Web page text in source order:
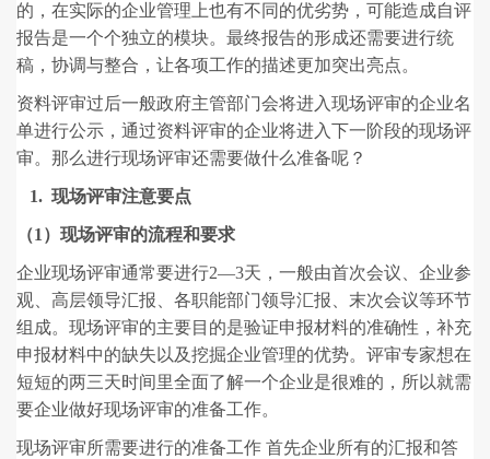
的，在实际的企业管理上也有不同的优劣势，可能造成自评
报告是一个个独立的模块。最终报告的形成还需要进行统
稿，协调与整合，让各项工作的描述更加突出亮点。
资料评审过后一般政府主管部门会将进入现场评审的企业名
单进行公示，通过资料评审的企业将进入下一阶段的现场评
审。那么进行现场评审还需要做什么准备呢？
1. 现场评审注意要点
（1）现场评审的流程和要求
企业现场评审通常要进行2—3天，一般由首次会议、企业参
观、高层领导汇报、各职能部门领导汇报、末次会议等环节
组成。现场评审的主要目的是验证申报材料的准确性，补充
申报材料中的缺失以及挖掘企业管理的优势。评审专家想在
短短的两三天时间里全面了解一个企业是很难的，所以就需
要企业做好现场评审的准备工作。
现场评审所需要进行的准备工作 首先企业所有的汇报和答